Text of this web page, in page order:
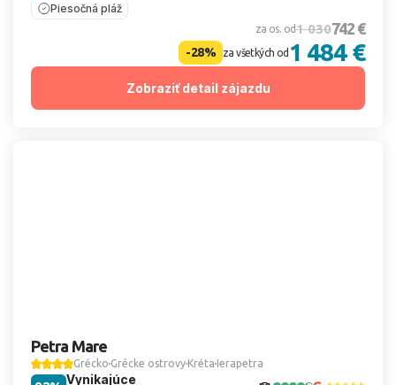
Piesočná pláž
za os. od1 030742 €
-28% za všetkých od 1 484 €
Zobraziť detail zájazdu
Petra Mare
Grécko Grécke ostrovy Kréta Ierapetra
Vynikajúce